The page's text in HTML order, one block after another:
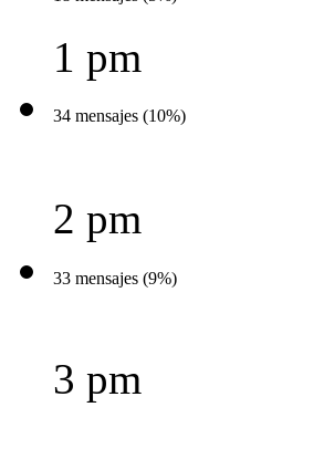
1 pm
34 mensajes (10%)
2 pm
33 mensajes (9%)
3 pm